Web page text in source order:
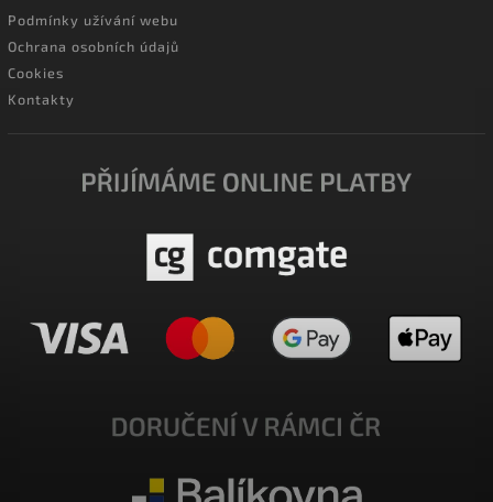
Podmínky užívání webu
Ochrana osobních údajů
Cookies
Kontakty